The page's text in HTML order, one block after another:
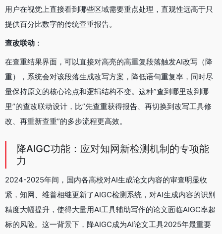
用户在视觉上直接看到哪些区域需要重点处理，直观性远高于只
提供百分比数字的传统查重报告。
查改联动 ：
在查重结果界面，可以直接对高亮的高重复段落触发AI改写（降
重），系统会对该段落生成改写方案，降低语句重复率，同时尽
量保持原文的核心论点和逻辑结构不变。这种”查到哪里改到哪
里”的查改联动设计，比”先查重获得报告、再切换到改写工具修
改、再重新查重”的多步流程更高效。
降AIGC功能：应对知网新检测机制的专项能
力
2024-2025年间，国内各高校对AI生成论文内容的审查明显收
紧，知网、维普相继更新了AIGC检测系统，对AI生成内容的识别
精度大幅提升，使得大量用AI工具辅助写作的论文面临AIGC率超
标的风险。这一背景下，降AIGC成为AI论文工具2025年最重要